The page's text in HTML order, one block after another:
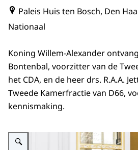
Paleis Huis ten Bosch, Den
Nationaal
Koning Willem-Alexander
Bontenbal, voorzitter van de
het CDA, en de heer drs. R.A.A.
Tweede Kamerfractie van D66,
kennismaking.
Vergroot afbeelding Koning en Tweede